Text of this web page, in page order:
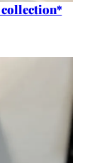
collection*